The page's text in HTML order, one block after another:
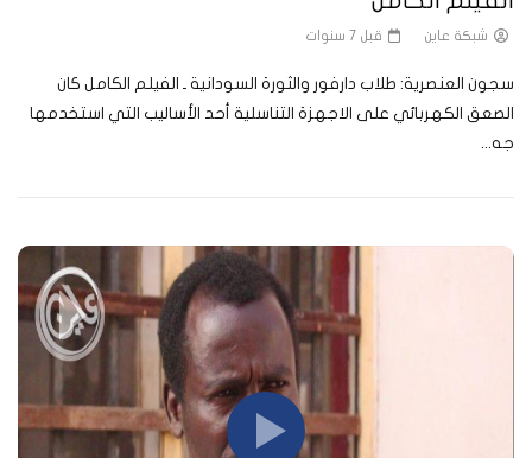
شبكة عاين قبل 7 سنوات
سجون العنصرية: طلاب دارفور والثورة السودانية ـ الفيلم الكامل كان
الصعق الكهربائي على الاجهزة التناسلية أحد الأساليب التي استخدمها
جه...